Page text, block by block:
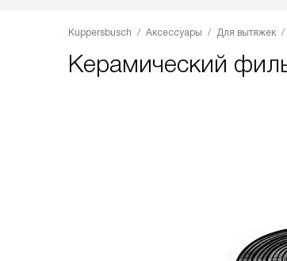
Kuppersbusch Аксессуары Для вытяжек
Керамический